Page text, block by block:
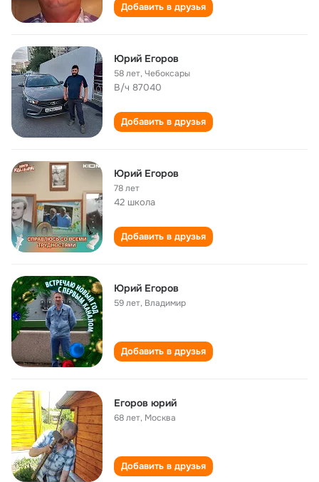
Добавить в друзья
Юрий Егоров
58 лет,Чебоксары
В/ч 87040
Добавить в друзья
Юрий Егоров
78 лет
42 школа
Добавить в друзья
Юрий Егоров
59 лет, Владимир
Добавить в друзья
Егоров юрий
68 лет, Москва
Добавить в друзья